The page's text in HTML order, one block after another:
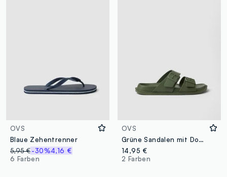
OVS
Blaue Zehentrenner
5,95 €-30%4,16 €
6 Farben
OVS
Grüne Sandalen mit Doppelriemen und Schnallen
14,95 €
2 Farben